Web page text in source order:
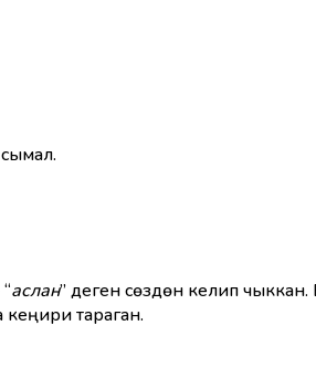
аслан” деген сөздөн келип чыккан.
тараган.